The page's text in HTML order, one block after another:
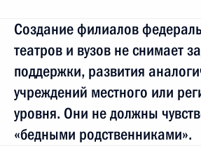
Создание филиалов
театров и вузов не снимает
поддержки, развития
учреждений местного или
уровня. Они не должны
«бедными родственниками».